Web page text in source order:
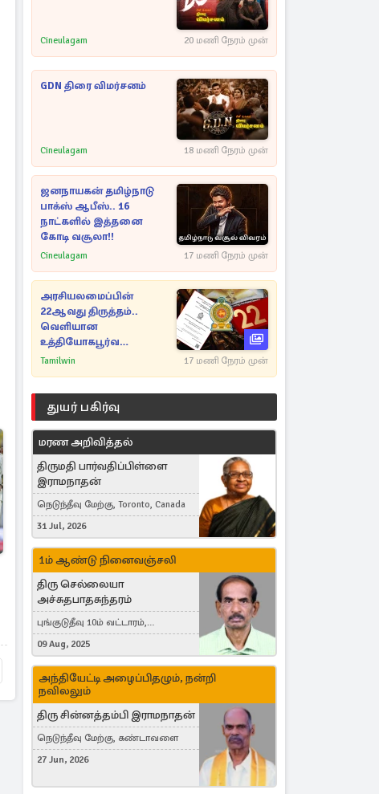
Cineulagam 20 மணி நேரம் முன்
GDN திரை விமர்சனம்
Cineulagam 18 மணி நேரம் முன்
ஜனநாயகன் தமிழ்நாடு
பாக்ஸ் ஆபீஸ்.. 16
நாட்களில் இத்தனை
கோடி வசூலா!!
Cineulagam 17 மணி நேரம் முன்
அரசியலமைப்பின்
22ஆவது திருத்தம்..
வெளியான
உத்தியோகபூர்வ
அறிவிப்பு!
Tamilwin 17 மணி நேரம் முன்
துயர் பகிர்வு
மரண அறிவித்தல்
திருமதி பார்வதிப்பிள்ளை
இராமநாதன்
நெடுந்தீவு மேற்கு, Toronto, Canada
31 Jul, 2026
1ம் ஆண்டு நினைவஞ்சலி
திரு செல்லையா
அச்சுதபாதசுந்தரம்
புங்குடுதீவு 10ம் வட்டாரம்,
கொள்ளுப்பிட்டி
09 Aug, 2025
அந்தியேட்டி அழைப்பிதழும், நன்றி
நவிலலும்
திரு சின்னத்தம்பி இராமநாதன்
நெடுந்தீவு மேற்கு, கண்டாவளை
27 Jun, 2026